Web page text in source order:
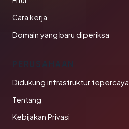
Cara kerja
Domain yang baru diperiksa
PERUSAHAAN
Didukung infrastruktur tepercaya
Tentang
Kebijakan Privasi